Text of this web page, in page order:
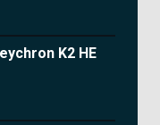
K2 HE